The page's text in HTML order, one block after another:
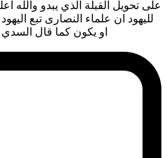
على تحويل القبلة الذي يبدو والله
لليهود ان علماء النصارى تبع
او يكون كما قال السدي